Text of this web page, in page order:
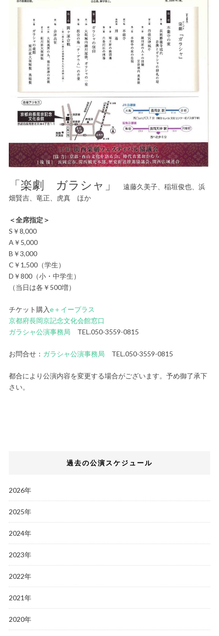
「楽劇 ガラシャ」
遠藤久美子、稲垣俊也、浜
畑賢吉、竜正、虎真 ほか
＜全席指定＞
S￥8,000
A￥5,000
B￥3,000
C￥1,500（学生）
D￥800（小・中学生）
（当日は各￥500増）
チケット購入e＋イープラス
京都府長岡京記念文化会館窓口
ガラシャ公演事務局 TEL.050-3559-0815
お問合せ： ガラシャ公演事務局 TEL.050-3559-0815
都合により公演内容を変更する場合がございます。予め御了承下
さい。
過去の公演スケジュール
2026年
2025年
2024年
2023年
2022年
2021年
2020年